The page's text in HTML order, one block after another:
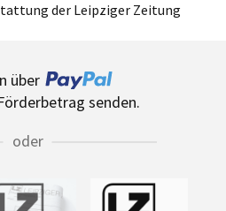
der Leipziger Zeitung
über
senden.
oder